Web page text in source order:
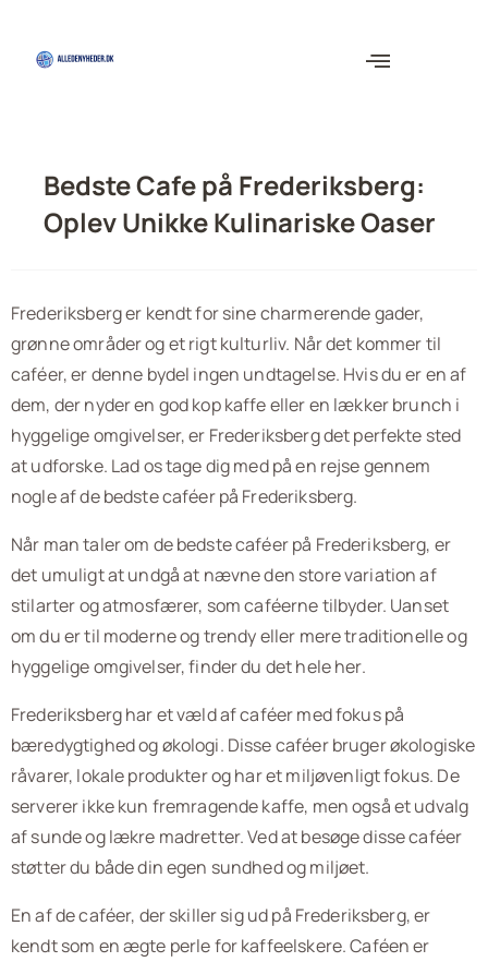
Bedste Cafe på Frederiksberg:
Oplev Unikke Kulinariske Oaser
Frederiksberg er kendt for sine charmerende gader,
grønne områder og et rigt kulturliv. Når det kommer til
caféer, er denne bydel ingen undtagelse. Hvis du er en af
dem, der nyder en god kop kaffe eller en lækker brunch i
hyggelige omgivelser, er Frederiksberg det perfekte sted
at udforske. Lad os tage dig med på en rejse gennem
nogle af de bedste caféer på Frederiksberg.
Når man taler om de bedste caféer på Frederiksberg, er
det umuligt at undgå at nævne den store variation af
stilarter og atmosfærer, som caféerne tilbyder. Uanset
om du er til moderne og trendy eller mere traditionelle og
hyggelige omgivelser, finder du det hele her.
Frederiksberg har et væld af caféer med fokus på
bæredygtighed og økologi. Disse caféer bruger økologiske
råvarer, lokale produkter og har et miljøvenligt fokus. De
serverer ikke kun fremragende kaffe, men også et udvalg
af sunde og lækre madretter. Ved at besøge disse caféer
støtter du både din egen sundhed og miljøet.
En af de caféer, der skiller sig ud på Frederiksberg, er
kendt som en ægte perle for kaffeelskere. Caféen er